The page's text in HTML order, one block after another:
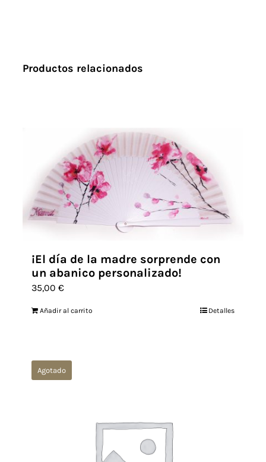
Productos relacionados
¡El día de la madre sorprende con
un abanico personalizado!
35,00 €
Añadir al carrito Detalles
Agotado